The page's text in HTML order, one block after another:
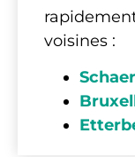
voisines :